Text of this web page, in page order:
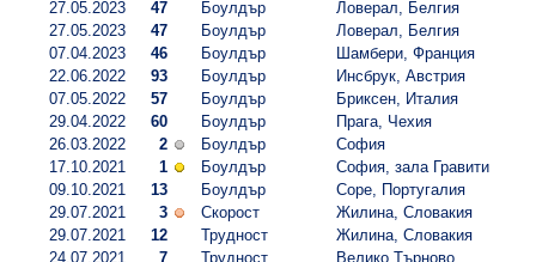
27.05.2023
47 Боулдър
Ловерал, Белгия
27.05.2023
47 Боулдър
Ловерал, Белгия
07.04.2023
46 Боулдър
Шамбери, Франция
22.06.2022
93 Боулдър
Инсбрук, Австрия
07.05.2022
57 Боулдър
Бриксен, Италия
29.04.2022
60 Боулдър
Прага, Чехия
26.03.2022
2 Боулдър
София
17.10.2021
1 Боулдър
София, зала Гравити
09.10.2021
13 Боулдър
Соре, Португалия
29.07.2021
3 Скорост
Жилина, Словакия
29.07.2021
12 Трудност
Жилина, Словакия
24.07.2021
7 Трудност
Велико Търново